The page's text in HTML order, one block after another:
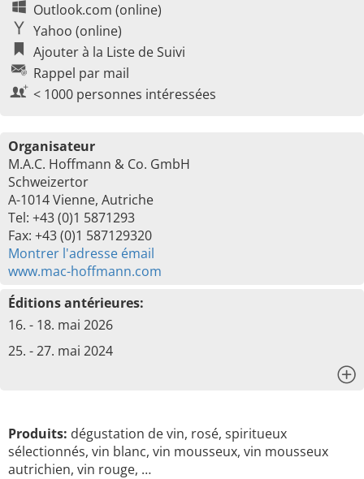
Outlook.com (online)
Yahoo (online)
Ajouter à la Liste de Suivi
Rappel par mail
< 1000 personnes intéressées
Organisateur
M.A.C. Hoffmann & Co. GmbH
Schweizertor
A-1014 Vienne, Autriche
Tel: +43 (0)1 5871293
Fax: +43 (0)1 587129320
Montrer l'adresse émail
www.mac-hoffmann.com
Éditions antérieures:
16. - 18. mai 2026
25. - 27. mai 2024
Produits: dégustation de vin, rosé, spiritueux
sélectionnés, vin blanc, vin mousseux, vin mousseux
autrichien, vin rouge, …